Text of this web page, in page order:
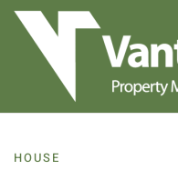
Skip to main content
HOUSE